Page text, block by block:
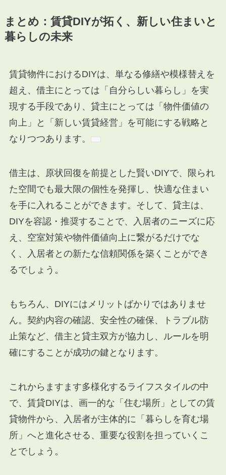
まとめ：賃貸DIYが拓く、新しい住まいと
暮らしの未来
賃貸物件におけるDIYは、単なる修繕や模様替えを
超え、借主にとっては「自分らしい暮らし」を実
現する手段であり、貸主にとっては「物件価値の
向上」と「新しい賃貸経営」を可能にする戦略と
なりつつあります。
借主は、原状回復を前提とした賢いDIYで、限られ
た空間でも最大限の個性を発揮し、快適な住まい
を手に入れることができます。そして、貸主は、
DIYを容認・推奨することで、入居者のニーズに応
え、空室対策や物件価値向上に繋がるだけでな
く、入居者との新たな信頼関係を築くことができ
るでしょう。
もちろん、DIYにはメリットばかりではありませ
ん。契約内容の確認、安全性の確保、トラブル防
止策など、借主と貸主双方が協力し、ルールを明
確にすることが成功の鍵となります。
これからますます多様化するライフスタイルの中
で、賃貸DIYは、画一的な「住む場所」としての賃
貸物件から、入居者が主体的に「暮らしを育む場
所」へと進化させる、重要な役割を担っていくこ
とでしょう。